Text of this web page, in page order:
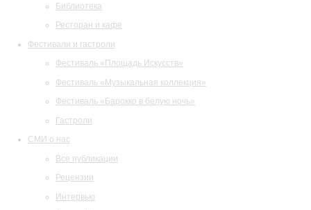
Библиотека
Ресторан и кафе
Фестивали и гастроли
Фестиваль «Площадь Искусств»
Фестиваль «Музыкальная коллекция»
Фестиваль «Барокко в белую ночь»
Гастроли
СМИ о нас
Все публикации
Рецензии
Интервью